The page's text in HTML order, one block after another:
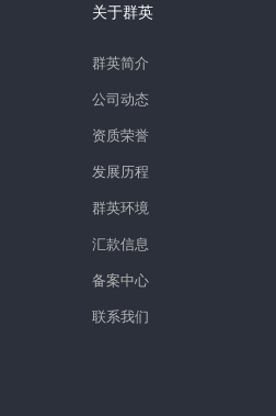
关于群英
群英简介
公司动态
资质荣誉
发展历程
群英环境
汇款信息
备案中心
联系我们